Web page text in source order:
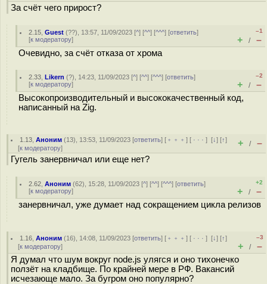
За счёт чего прирост?
2.15 ,Guest (??), 13:57, 11/09/2023 [^] [^^] [^^^] [ответить]
[к модератору]
–1
+ / –
Очевидно, за счёт отказа от хрома
2.33 ,Likern (?), 14:23, 11/09/2023 [^] [^^] [^^^] [ответить]
[к модератору]
–2
+ / –
Высокопроизводительный и высококачественный код,
написанный на Zig.
1.13 ,Аноним (13), 13:53, 11/09/2023 [ответить] [ ﹢﹢﹢] [ · · ·][↓] [↑]
[к модератору] + / –
Гугель занервничал или еще нет?
2.62 ,Аноним (62), 15:28, 11/09/2023 [^] [^^] [^^^] [ответить]
[к модератору]
+2
+ / –
занервничал, уже думает над сокращением цикла релизов
1.16 ,Аноним (16), 14:08, 11/09/2023 [ответить] [ ﹢﹢﹢] [ · · ·][↓] [↑]
[к модератору]
–3
+ / –
Я думал что шум вокруг node.js улягся и оно тихонечко
ползёт на кладбище. По крайней мере в РФ. Вакансий
исчезающе мало. За бугром оно популярно?